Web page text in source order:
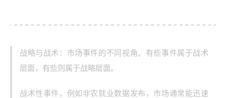
战略与战术：市场事件的不同视角。有些事件属于战术
层面，有些则属于战略层面。
战术性事件，例如非农就业数据发布，市场通常能迅速